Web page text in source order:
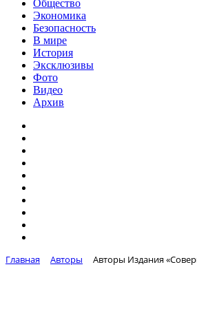
Общество
Экономика
Безопасность
В мире
История
Эксклюзивы
Фото
Видео
Архив
Главная Авторы Авторы Издания